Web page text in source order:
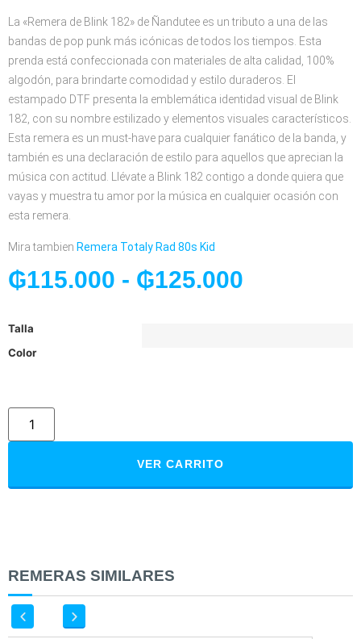
La «Remera de Blink 182» de Ñandutee es un tributo a una de las
bandas de pop punk más icónicas de todos los tiempos. Esta
prenda está confeccionada con materiales de alta calidad, 100%
algodón, para brindarte comodidad y estilo duraderos. El
estampado DTF presenta la emblemática identidad visual de Blink
182, con su nombre estilizado y elementos visuales característicos.
Esta remera es un must-have para cualquier fanático de la banda, y
también es una declaración de estilo para aquellos que aprecian la
música con actitud. Llévate a Blink 182 contigo a donde quiera que
vayas y muestra tu amor por la música en cualquier ocasión con
esta remera.
Mira tambien Remera Totaly Rad 80s Kid
₲115.000 - ₲125.000
Talla
Color
VER CARRITO
REMERAS SIMILARES